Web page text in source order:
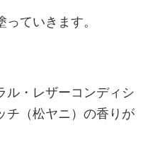
ていきます。
ル・レザーコンディシ
チ（松ヤニ）の香りが